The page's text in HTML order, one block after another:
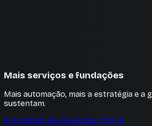
Mais serviços e fundações
Mais automação, mais a estratégia e a
sustentam.
Automacao de Marketing com IA